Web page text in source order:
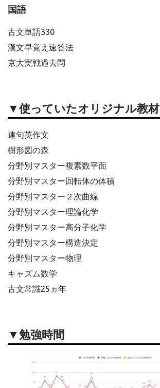
国語
古文単語330
漢文早覚え速答法
京大実戦過去問
▼使っていたオリジナル教材
連句英作文
樹形図の森
分野別マスター複素数平面
分野別マスター回転体の体積
分野別マスター２次曲線
分野別マスター理論化学
分野別マスター高分子化学
分野別マスター構造決定
分野別マスター物理
キャズム数学
古文常識25ヵ年
▼勉強時間